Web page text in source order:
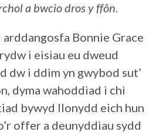
a bwcio dros y ffôn.
Bonnie Grace
i eisiau eu dweud
dw i ddim yn gwybod sut’
dyma wahoddiad i chi
bywyd llonydd eich hun
offer a deunyddiau sydd